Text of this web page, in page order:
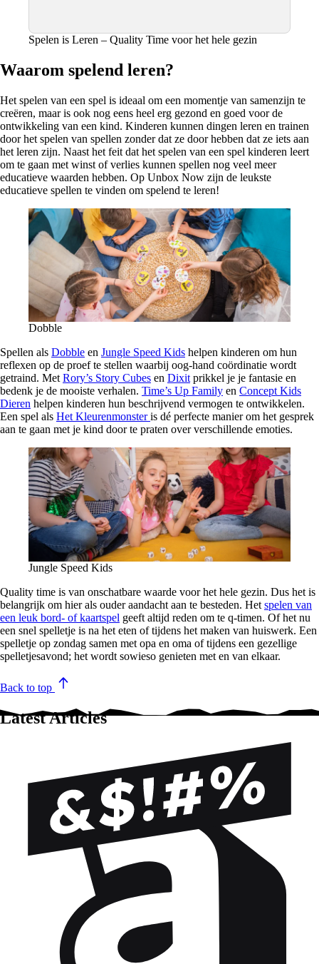
Spelen is Leren – Quality Time voor het hele gezin
Waarom spelend leren?
Het spelen van een spel is ideaal om een momentje van samenzijn te
creëren, maar is ook nog eens heel erg gezond en goed voor de
ontwikkeling van een kind. Kinderen kunnen dingen leren en trainen
door het spelen van spellen zonder dat ze door hebben dat ze iets aan
het leren zijn. Naast het feit dat het spelen van een spel kinderen leert
om te gaan met winst of verlies kunnen spellen nog veel meer
educatieve waarden hebben. Op Unbox Now zijn de leukste
educatieve spellen te vinden om spelend te leren!
Dobble
Spellen als Dobble en Jungle Speed Kids helpen kinderen om hun
reflexen op de proef te stellen waarbij oog-hand coördinatie wordt
getraind. Met Rory’s Story Cubes en Dixit prikkel je je fantasie en
bedenk je de mooiste verhalen. Time’s Up Family en Concept Kids
Dieren helpen kinderen hun beschrijvend vermogen te ontwikkelen.
Een spel als Het Kleurenmonsteris dé perfecte manier om het gesprek
aan te gaan met je kind door te praten over verschillende emoties.
Jungle Speed Kids
Quality time is van onschatbare waarde voor het hele gezin. Dus het is
belangrijk om hier als ouder aandacht aan te besteden. Het spelen van
een leuk bord- of kaartspel geeft altijd reden om te q-timen. Of het nu
een snel spelletje is na het eten of tijdens het maken van huiswerk. Een
spelletje op zondag samen met opa en oma of tijdens een gezellige
spelletjesavond; het wordt sowieso genieten met en van elkaar.
Back to top
Latest Articles